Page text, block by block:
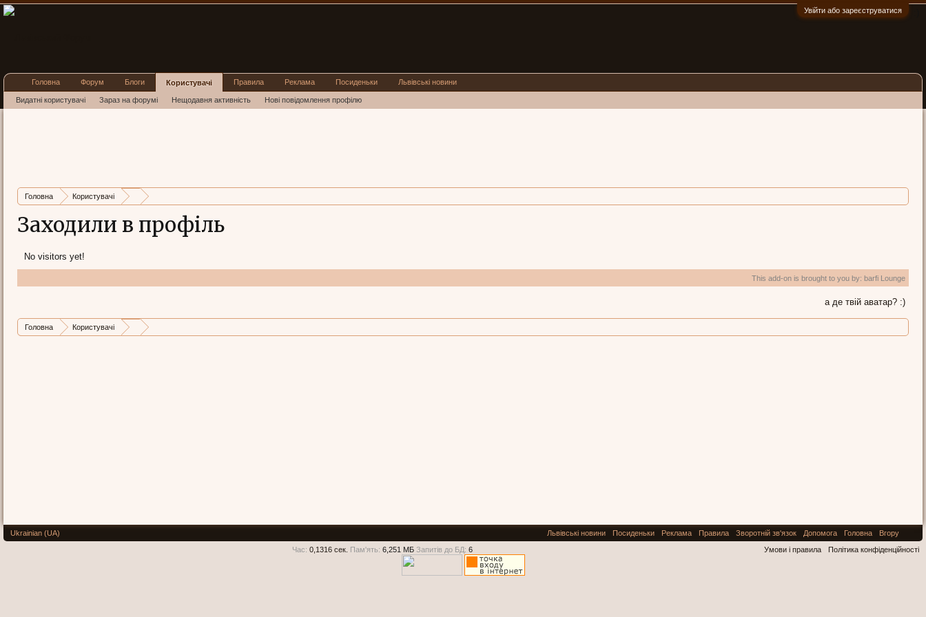
Увійти або зареєструватися
Головна Користувачі
Заходили в профіль
No visitors yet!
This add-on is brought to you by: barfi Lounge
а де твій аватар? :)
Головна Користувачі
Головна Форум Блоги Користувачі
Видатні користувачі Зараз на форумі Нещодавня активність Нові повідомлення профілю
Правила Реклама Посиденьки Львівські новини
Ukrainian (UA) Львівські новини Посиденьки Реклама Правила Зворотній зв'язок Допомога Головна
Вгору
Умови і правила
Політика конфіденційності
Час: 0,1316 сек. Пам'ять: 6,251 МБ Запитів до БД: 6